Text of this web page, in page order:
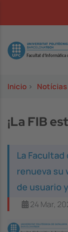
Image
Inicio > Notícias
¡La FIB
La
renueva su
de usuario
24 Mar,
Image